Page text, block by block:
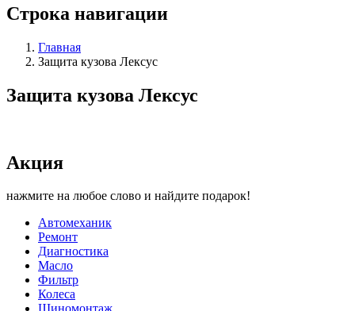
Строка навигации
Главная
Защита кузова Лексус
Защита кузова Лексус
Акция
нажмите на любое слово и найдите подарок!
Автомеханик
Ремонт
Диагностика
Масло
Фильтр
Колеса